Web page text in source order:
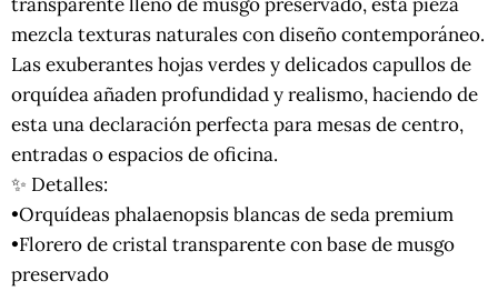
mezcla texturas naturales con diseño contemporáneo.
Las exuberantes hojas verdes y delicados capullos de
orquídea añaden profundidad y realismo, haciendo de
esta una declaración perfecta para mesas de centro,
entradas o espacios de oficina.
✨ Detalles:
•Orquídeas phalaenopsis blancas de seda premium
•Florero de cristal transparente con base de musgo
preservado